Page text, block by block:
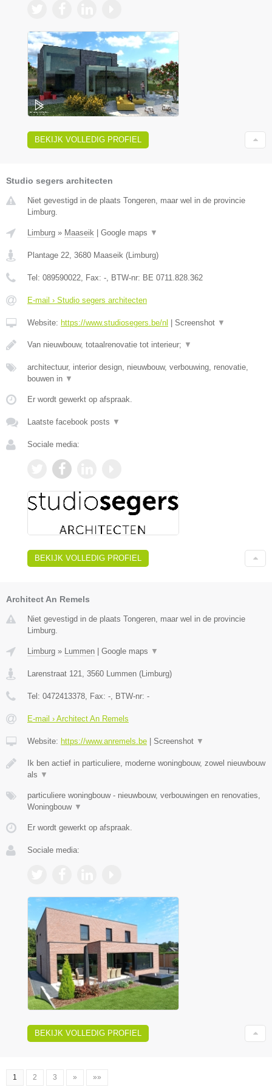
BEKIJK VOLLEDIG PROFIEL
Studio segers architecten
Niet gevestigd in de plaats Tongeren, maar wel in de provincie
Limburg.
Limburg » Maaseik Google maps ▼
Plantage 22, 3680 Maaseik (Limburg)
Tel: 089590022, Fax: -, BTW-nr: BE 0711.828.362
E-mail › Studio segers architecten
Website: https://www.studiosegers.be/nl Screenshot ▼
Van nieuwbouw, totaalrenovatie tot interieur; ▼
architectuur, interior design, nieuwbouw, verbouwing, renovatie,
bouwen in ▼
Er wordt gewerkt op afspraak.
Laatste facebook posts ▼
Sociale media:
BEKIJK VOLLEDIG PROFIEL
Architect An Remels
Niet gevestigd in de plaats Tongeren, maar wel in de provincie
Limburg.
Limburg » Lummen Google maps ▼
Larenstraat 121 3560 Lummen ( Limburg)
Tel: 0472413378 , Fax: - , BTW-nr: -
E-mail › Architect An Remels
Website: https://www.anremels.be Screenshot ▼
Ik ben actief in particuliere, moderne woningbouw, zowel nieuwbouw
als ▼
particuliere woningbouw - nieuwbouw, verbouwingen en renovaties,
Woningbouw ▼
Er wordt gewerkt op afspraak.
Sociale media:
BEKIJK VOLLEDIG PROFIEL
1 2 3 » »»